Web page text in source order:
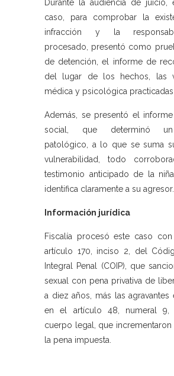
Durante la audiencia de
caso, para comprobar la
infracción y la
procesado, presentó como
de detención, el informe de
del lugar de los hechos, las
médica y psicológica practicadas
Además, se presentó el
social, que determinó un
patológico, a lo que se suma
vulnerabilidad, todo
testimonio anticipado de la
identifica claramente a su agresor.
Información jurídica
Fiscalía procesó este caso
artículo 170, inciso 2, del
Integral Penal (COIP), que
sexual con pena privativa de
a diez años, más las agravantes
en el artículo 48, numeral 9,
cuerpo legal, que
la pena impuesta.